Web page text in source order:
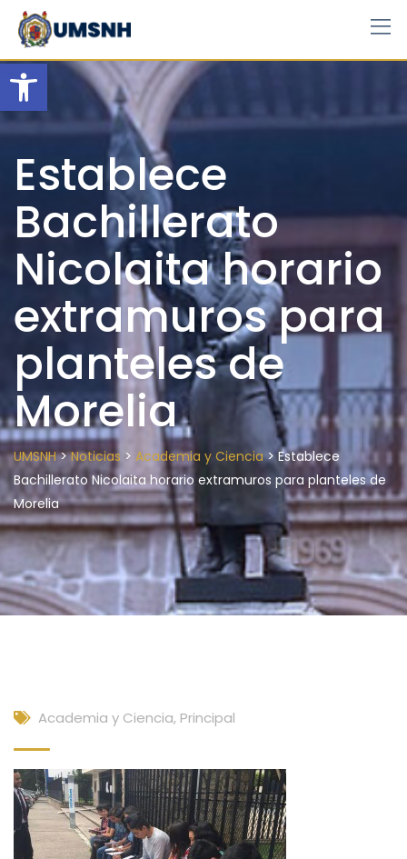
Open toolbar
Skip
content
Establece
Bachillerato
Nicolaita horario
extramuros para
planteles de
Morelia
UMSNH>Noticias > Academia y Ciencia>Establece
Bachillerato Nicolaita horario extramuros para planteles de
Morelia
Academia y Ciencia, Principal